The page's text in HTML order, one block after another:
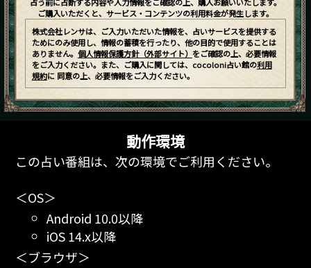
占う前に占断する内容や入力情報をご確認の上、購入お願いいたします。
ご購入いただくと、サービス・コンテンツの利用料金が発生します。
株式会社レンサは、ご入力いただいた情報を、占いサービスを提供する
ためにのみ使用し、情報の蓄積を行ったり、他の目的で使用することは
ありません。 個人情報保護方針（外部サイト） をご確認の上、必要情報
をご入力ください。また、ご購入に関しては、cocoloni占い館の利用
規約に 同意の上、必要情報をご入力ください。
動作環境
この占い番組は、次の環境でご利用ください。
＜OS＞
Android 10.0以降
iOS 14.x以降
＜ブラウザ＞